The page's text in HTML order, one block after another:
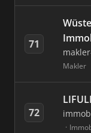
71
Makler
72